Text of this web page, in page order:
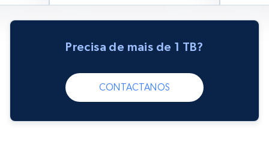
Precisa de mais de 1 TB?
CONTACTANOS